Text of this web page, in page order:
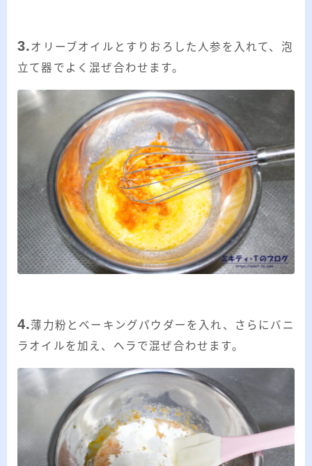
3.オリーブオイルとすりおろした人参を入れて、泡
立て器でよく混ぜ合わせます。
4.薄力粉とベーキングパウダーを入れ、さらにバニ
ラオイルを加え、ヘラで混ぜ合わせます。